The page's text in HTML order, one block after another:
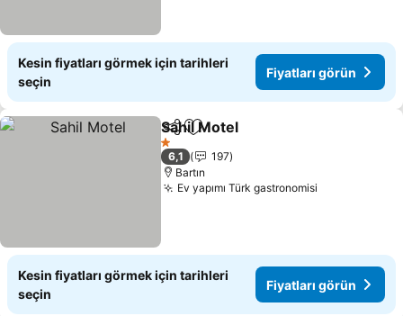
Kesin fiyatları görmek için tarihleri
seçin
Fiyatları görün
PaylaşFavorilerime ekle
Sahil Motel
1 Yıldız
6,1
197
Bartın
Ev yapımı Türk gastronomisi
Kesin fiyatları görmek için tarihleri
seçin
Fiyatları görün